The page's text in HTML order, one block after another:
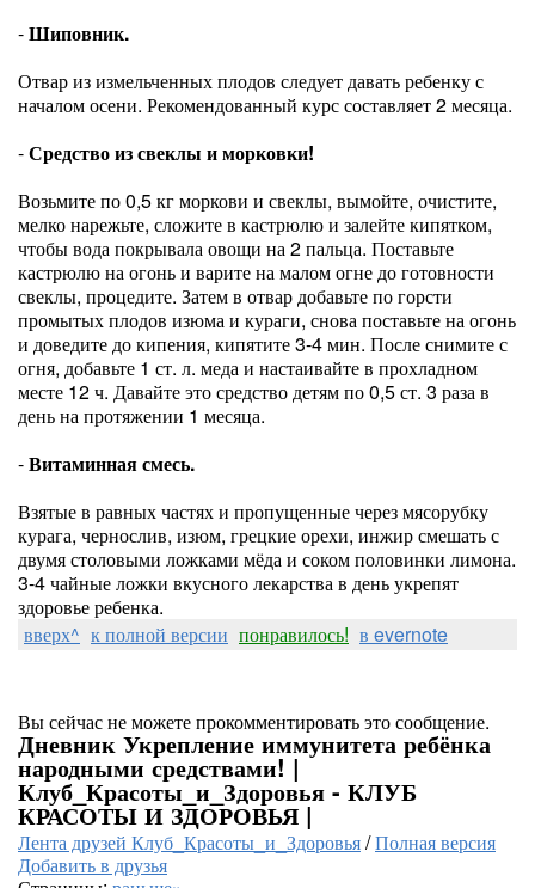
-Шиповник.
Отвар из измельченных плодов следует давать ребенку с
началом осени. Рекомендованный курс составляет 2 месяца.
-Средство из свеклы и морковки!
Возьмите по 0,5 кг моркови и свеклы, вымойте, очистите,
мелко нарежьте, сложите в кастрюлю и залейте кипятком,
чтобы вода покрывала овощи на 2 пальца. Поставьте
кастрюлю на огонь и варите на малом огне до готовности
свеклы, процедите. Затем в отвар добавьте по горсти
промытых плодов изюма и кураги, снова поставьте на огонь
и доведите до кипения, кипятите 3-4 мин. После снимите с
огня, добавьте 1 ст. л. меда и настаивайте в прохладном
месте 12 ч. Давайте это средство детям по 0,5 ст. 3 раза в
день на протяжении 1 месяца.
-Витаминная смесь.
Взятые в равных частях и пропущенные через мясорубку
курага, чернослив, изюм, грецкие орехи, инжир смешать с
двумя столовыми ложками мёда и соком половинки лимона.
3-4 чайные ложки вкусного лекарства в день укрепят
здоровье ребенка.
вверх^ к полной версии понравилось! в evernote
Вы сейчас не можете прокомментировать это сообщение.
Дневник Укрепление иммунитета ребёнка
народными средствами! |
Клуб_Красоты_и_Здоровья - КЛУБ
КРАСОТЫ И ЗДОРОВЬЯ |
Лента друзей Клуб_Красоты_и_Здоровья/Полная версия
Добавить в друзья